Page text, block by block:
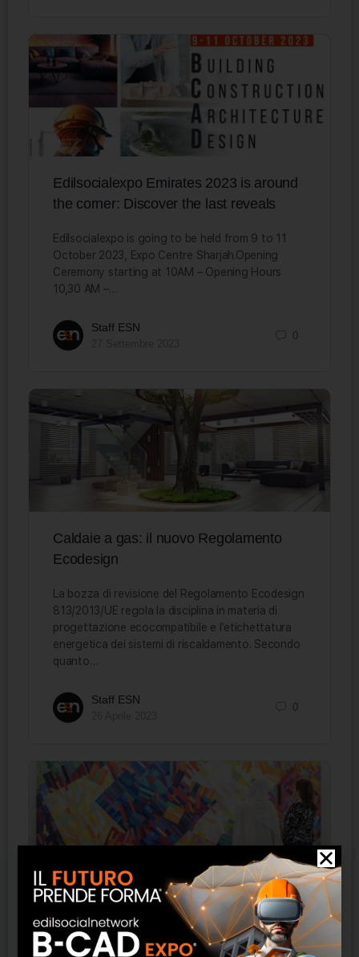
Edilsocialexpo Emirates 2023 is around
the corner: Discover the last reveals
Edilsocialexpo is going to be held from 9 to 11
October 2023, Expo Centre Sharjah.Opening
Ceremony starting at 10AM – Opening Hours
10,30 AM –…
Staff ESN
0
Caldaie a gas: il nuovo Regolamento
Ecodesign
La bozza di revisione del Regolamento Ecodesign
813/2013/UE regola la disciplina in materia di
progettazione ecocompatibile e l’etichettatura
energetica dei sistemi di riscaldamento. Secondo
quanto…
Staff ESN
0
La politica culturale degli Emirati Arabi
Uniti: Arte, Design e Furniture